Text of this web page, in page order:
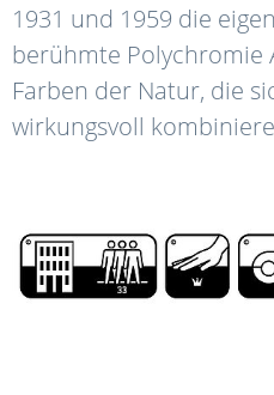
1931 und 1959 die
berühmte Polychromie
Farben der Natur, die
wirkungsvoll